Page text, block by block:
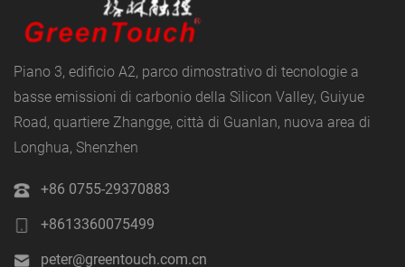
Piano 3, edificio A2, parco dimostrativo di tecnologie a
basse emissioni di carbonio della Silicon Valley, Guiyue
Road, quartiere Zhangge, città di Guanlan, nuova area di
Longhua, Shenzhen
+86 0755-29370883
+8613360075499
peter@greentouch.com.cn